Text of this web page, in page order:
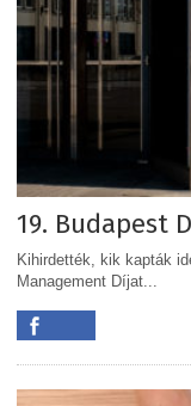
19. Budapest
Kihirdették, kik kapták
Management Díjat...